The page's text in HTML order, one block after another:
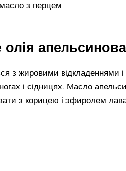
з перцем
олія
з жировими відкладеннями
і сідницях. Масло
з корицею і эфиролем